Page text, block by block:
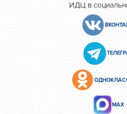
ИДЦ в
МАХ